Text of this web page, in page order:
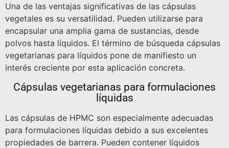
Una de las ventajas significativas de las cápsulas
vegetales es su versatilidad. Pueden utilizarse para
encapsular una amplia gama de sustancias, desde
polvos hasta líquidos. El término de búsqueda cápsulas
vegetarianas para líquidos pone de manifiesto un
interés creciente por esta aplicación concreta.
Cápsulas vegetarianas para formulaciones
líquidas
Las cápsulas de HPMC son especialmente adecuadas
para formulaciones líquidas debido a sus excelentes
propiedades de barrera. Pueden contener líquidos